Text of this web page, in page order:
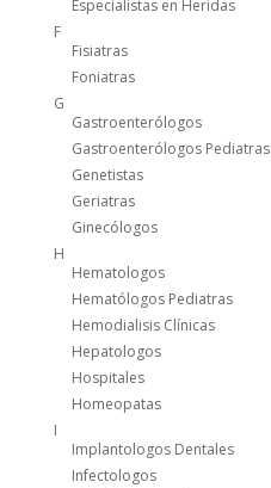
Especialistas en Heridas
F
Fisiatras
Foniatras
G
Gastroenterólogos
Gastroenterólogos Pediatras
Genetistas
Geriatras
Ginecólogos
H
Hematologos
Hematólogos Pediatras
Hemodialisis Clínicas
Hepatologos
Hospitales
Homeopatas
I
Implantologos Dentales
Infectologos